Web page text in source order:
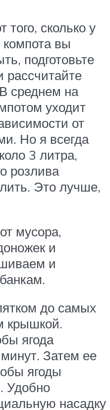
того, сколько у
компота вы
подготовьте
рассчитайте
среднем на
уходит
от
Но я всегда
3 литра,
розлива
Это лучше,
мусора,
и
и
до самых
крышкой.
ягода
Затем ее
ягоды
Удобно
насадку